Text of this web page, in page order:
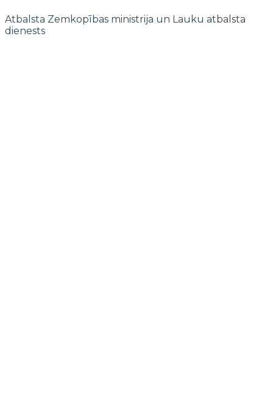
Atbalsta Zemkopības ministrija un Lauku atbalsta
dienests